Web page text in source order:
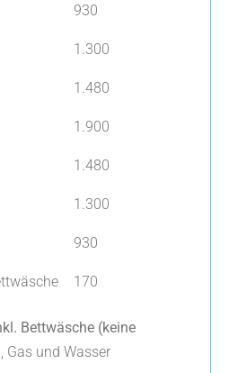
930
1.300
1.480
1.900
1.480
1.300
930
170
Bettwäsche (keine
Gas und Wasser